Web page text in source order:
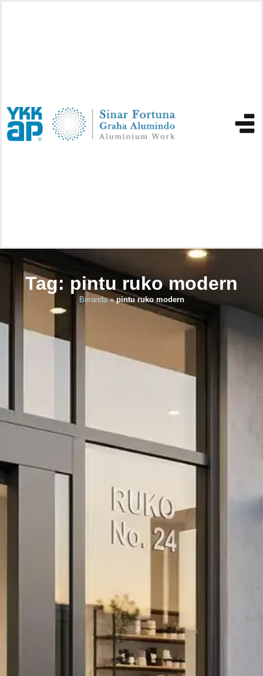
Tag: pintu ruko modern
Beranda»pintu ruko modern